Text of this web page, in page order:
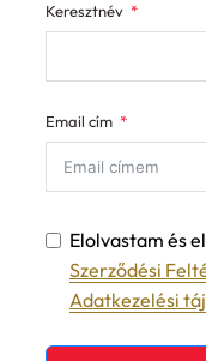
Keresztnév
Email cím
Elolvastam és
Szerződési
Adatkezelési